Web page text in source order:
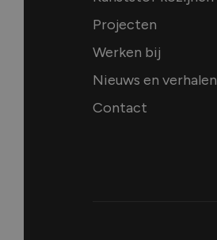
Projecten
Werken bij
Nieuws en verhalen
Contact